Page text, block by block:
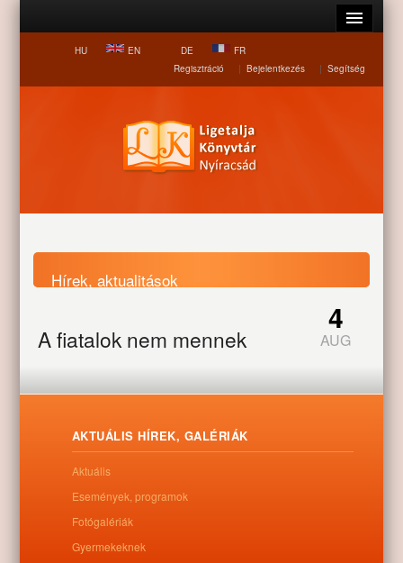
HU EN DE
FR
Regisztráció
| Bejelentkezés | Segítség
Hírek, aktualitások
Nyitólap Hírek, aktualitások A fiatalok nem mennek
A fiatalok nem mennek
4
AUG
AKTUÁLIS HÍREK, GALÉRIÁK
Aktuális
Események, programok
Fotógalériák
Gyermekeknek